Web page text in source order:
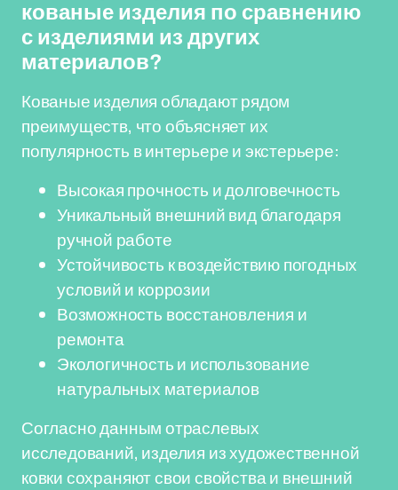
кованые изделия по сравнению
с изделиями из других
материалов?
Кованые изделия обладают рядом
преимуществ, что объясняет их
популярность в интерьере и экстерьере:
Высокая прочность и долговечность
Уникальный внешний вид благодаря
ручной работе
Устойчивость к воздействию погодных
условий и коррозии
Возможность восстановления и
ремонта
Экологичность и использование
натуральных материалов
Согласно данным отраслевых
исследований, изделия из художественной
ковки сохраняют свои свойства и внешний